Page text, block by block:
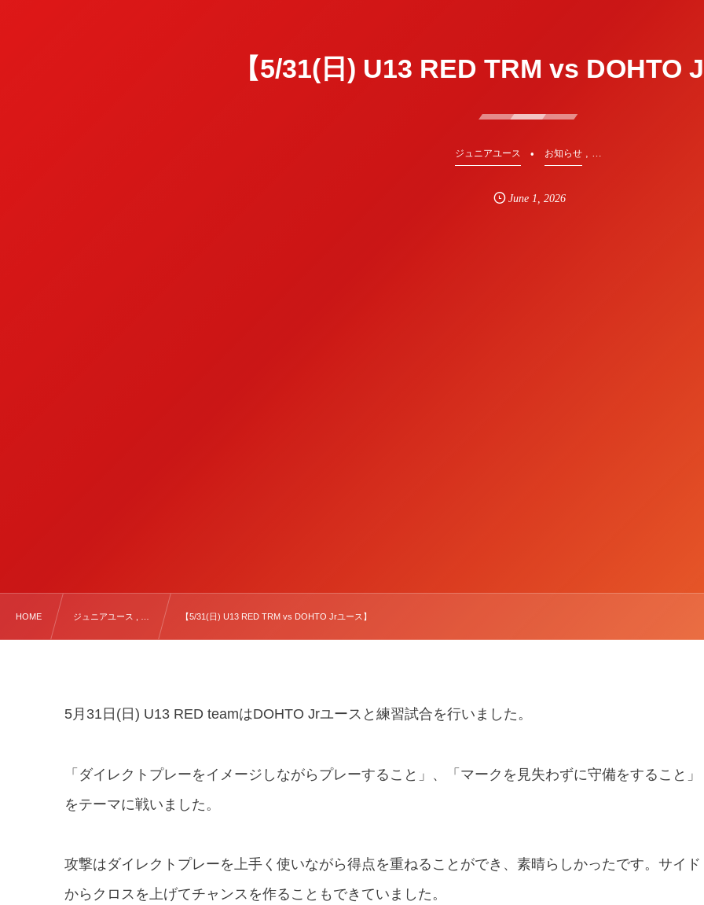
【5/31(日) U13 RED TRM vs DOHTO
ジュニアユース お知らせ, …
June 1 ,2026
HOME ジュニアユース , … 【5/31(日) U13 RED TRM vs DOHTO Jrユース】
5月31日(日) U13 RED teamはDOHTO Jrユースと練習試合を行いました。
「ダイレクトプレーをイメージしながらプレーすること」、「マークを見失わずに守備をすること」
をテーマに戦いました。
攻撃はダイレクトプレーを上手く使いながら得点を重ねることができ、素晴らしかったです。 サイド
からクロスを上げてチャンスを作ることもできていました。